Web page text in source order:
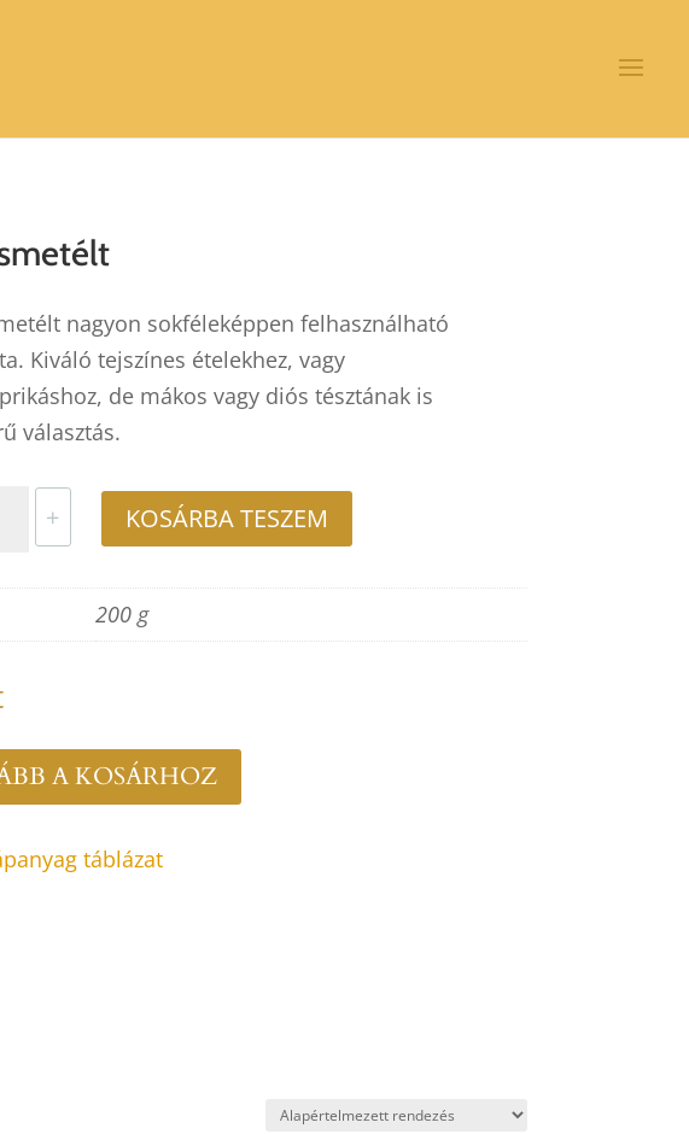
nagyon sokféleképpen felhasználható
Kiváló tejszínes ételekhez, vagy
de mákos vagy diós tésztának is
választás.
+ KOSÁRBA TESZEM
200 g
A KOSÁRHOZ
táblázat